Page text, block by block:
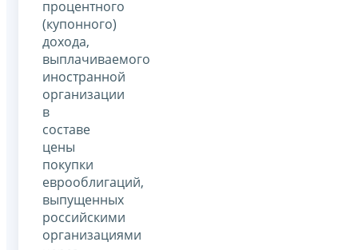
процентного
(купонного)
дохода,
выплачиваемого
иностранной
организации
в
составе
цены
покупки
еврооблигаций,
выпущенных
российскими
организациями